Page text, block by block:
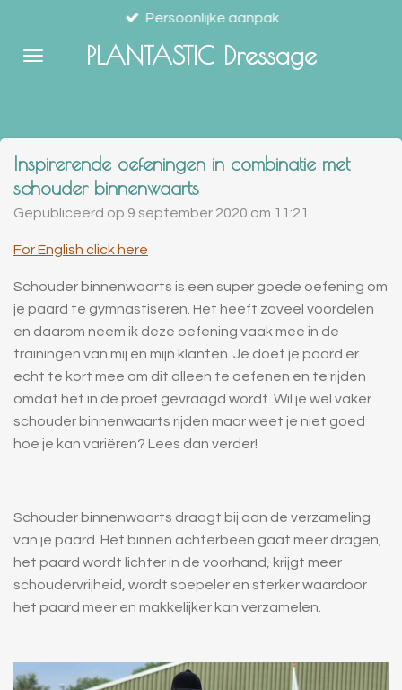
naar
PLANTASTIC Dressage
Persoonlijke aanpak
Inspirerende oefeningen in combinatie met
schouder binnenwaarts
Gepubliceerd op 9 september 2020 om 11:21
For English click here
Schouder binnenwaarts is een super goede oefening om
je paard te gymnastiseren. Het heeft zoveel voordelen
en daarom neem ik deze oefening vaak mee in de
trainingen van mij en mijn klanten. Je doet je paard er
echt te kort mee om dit alleen te oefenen en te rijden
omdat het in de proef gevraagd wordt. Wil je wel vaker
schouder binnenwaarts rijden maar weet je niet goed
hoe je kan variëren? Lees dan verder!
Schouder binnenwaarts draagt bij aan de verzameling
van je paard. Het binnen achterbeen gaat meer dragen,
het paard wordt lichter in de voorhand, krijgt meer
schoudervrijheid, wordt soepeler en sterker waardoor
het paard meer en makkelijker kan verzamelen.